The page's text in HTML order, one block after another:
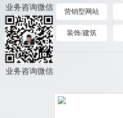
业务咨询微信
业务咨询微信
企业邮箱
服务器租用
营销型网站
装饰/建筑